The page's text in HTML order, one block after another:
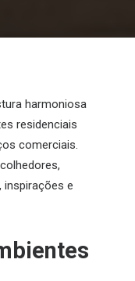
harmoniosa
residenciais
comerciais.
inspirações e